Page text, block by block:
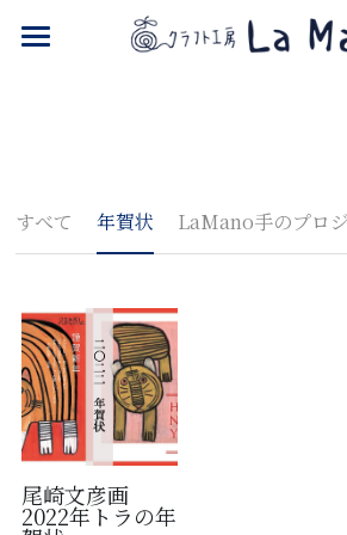
すべて 年賀状 LaMano手のプロ
尾崎文彦画
2022年トラの年